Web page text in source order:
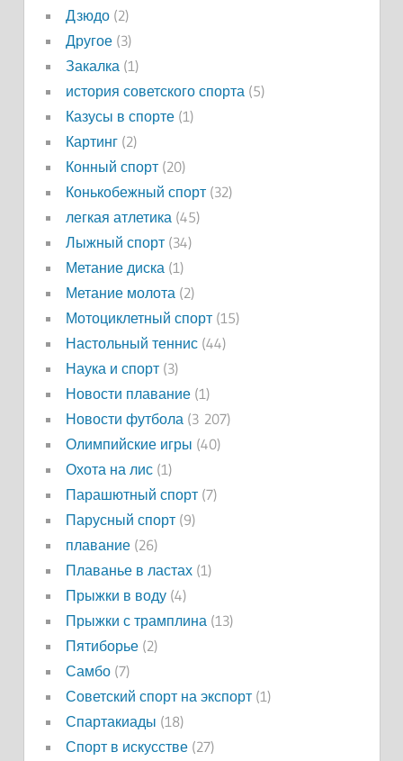
Дзюдо(2)
Другое(3)
Закалка (1)
история советского спорта (5)
Казусы в спорте(1)
Картинг(2)
Конный спорт(20)
Конькобежный спорт(32)
легкая атлетика (45)
Лыжный спорт(34)
Метание диска (1)
Метание молота (2)
Мотоциклетный спорт(15)
Настольный теннис(44)
Наука и спорт(3)
Новости плавание(1)
Новости футбола (3 207)
Олимпийские игры (40)
Охота на лис(1)
Парашютный спорт(7)
Парусный спорт(9)
плавание(26)
Плаванье в ластах(1)
Прыжки в воду(4)
Прыжки с трамплина (13)
Пятиборье(2)
Самбо(7)
Советский спорт на экспорт(1)
Спартакиады (18)
Спорт в искусстве(27)